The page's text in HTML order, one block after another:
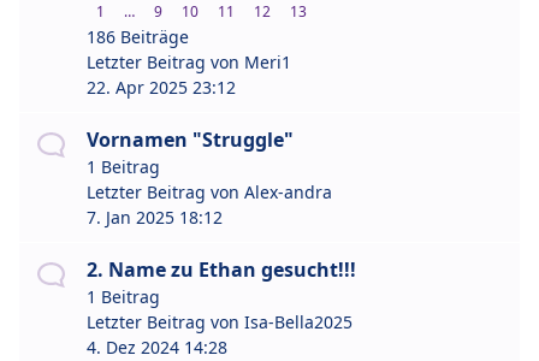
1 … 9 10 11 12 13
186 Beiträge
Letzter Beitrag von Meri1
22. Apr 2025 23:12
Vornamen "Struggle"
1 Beitrag
Letzter Beitrag von Alex-andra
7. Jan 2025 18:12
2. Name zu Ethan gesucht!!!
1 Beitrag
Letzter Beitrag von Isa-Bella2025
4. Dez 2024 14:28